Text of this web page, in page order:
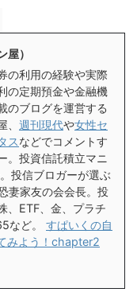
屋）
の利用の経験や実際
の定期預金や金融機
のブログを運営する
週刊現代や女性セ
スなどでコメントす
。投資信託積立マニ
投信ブロガーが選ぶ
妻家友の会会長。投
、ETF、金、プラチ
など。 すぱいくの自
みよう！chapter2